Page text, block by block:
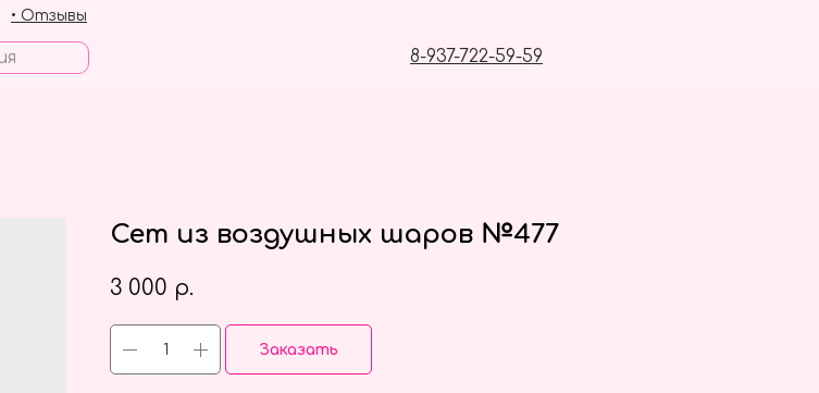
8-937-722-59-59
• Отзывы
Сет из воздушных шаров №477
3 000 р.
Заказать